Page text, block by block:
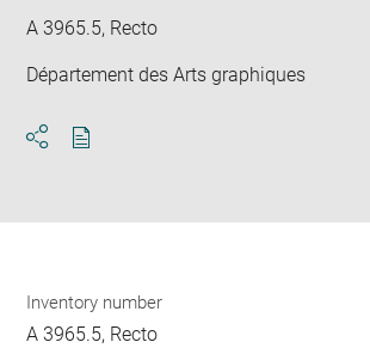
A 3965.5, Recto
Département des Arts graphiques
Inventory number
A 3965.5, Recto